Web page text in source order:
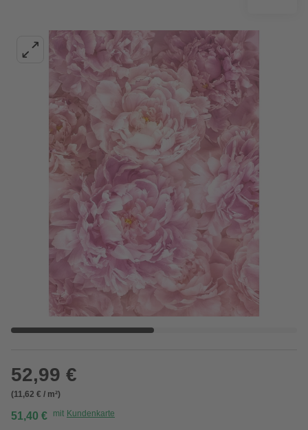
52,99 €
(11,62 € / m²)
51,40 € mit Kundenkarte